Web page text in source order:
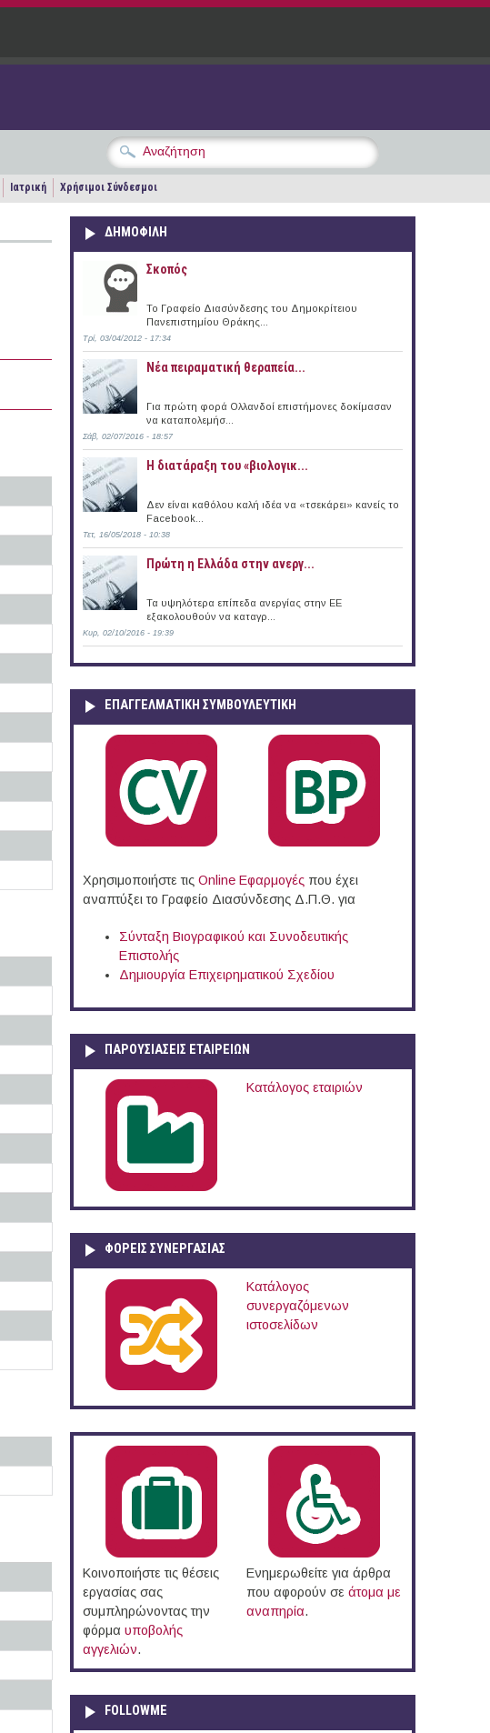
Ιατρική Χρήσιμοι Σύνδεσμοι
ΔΗΜΟΦΙΛΗ
Σκοπός
Το Γραφείο Διασύνδεσης του Δημοκρίτειου
Πανεπιστημίου Θράκης...
Τρί, 03/04/2012 - 17:34
Νέα πειραματική θεραπεία...
Για πρώτη φορά Ολλανδοί επιστήμονες δοκίμασαν
να καταπολεμήσ...
Σάβ, 02/07/2016 - 18:57
Η διατάραξη του «βιολογικ...
Δεν είναι καθόλου καλή ιδέα να «τσεκάρει» κανείς το
Facebook...
Τετ, 16/05/2018 - 10:38
Πρώτη η Ελλάδα στην ανεργ...
Τα υψηλότερα επίπεδα ανεργίας στην ΕΕ
εξακολουθούν να καταγρ...
Κυρ, 02/10/2016 - 19:39
ΕΠΑΓΓΕΛΜΑΤΙΚΉ ΣΥΜΒΟΥΛΕΥΤΙΚΉ
Χρησιμοποιήστε τις Online Eφαρμογές που έχει
αναπτύξει το Γραφείο Διασύνδεσης Δ.Π.Θ. για
Σύνταξη Βιογραφικού και Συνοδευτικής
Επιστολής
Δημιουργία Επιχειρηματικού Σχεδίου
ΠΑΡΟΥΣΙΆΣΕΙΣ ΕΤΑΙΡΕΙΏΝ
Κατάλογος εταιριών
ΦΟΡΕΙΣ ΣΥΝΕΡΓΑΣΙΑΣ
Κατάλογος
συνεργαζόμενων
ιστοσελίδων
Κοινοποιήστε τις θέσεις
εργασίας σας
συμπληρώνοντας την
φόρμα υποβολής
αγγελιών.
Ενημερωθείτε για άρθρα
που αφορούν σε άτομα με
αναπηρία.
FOLLOWME